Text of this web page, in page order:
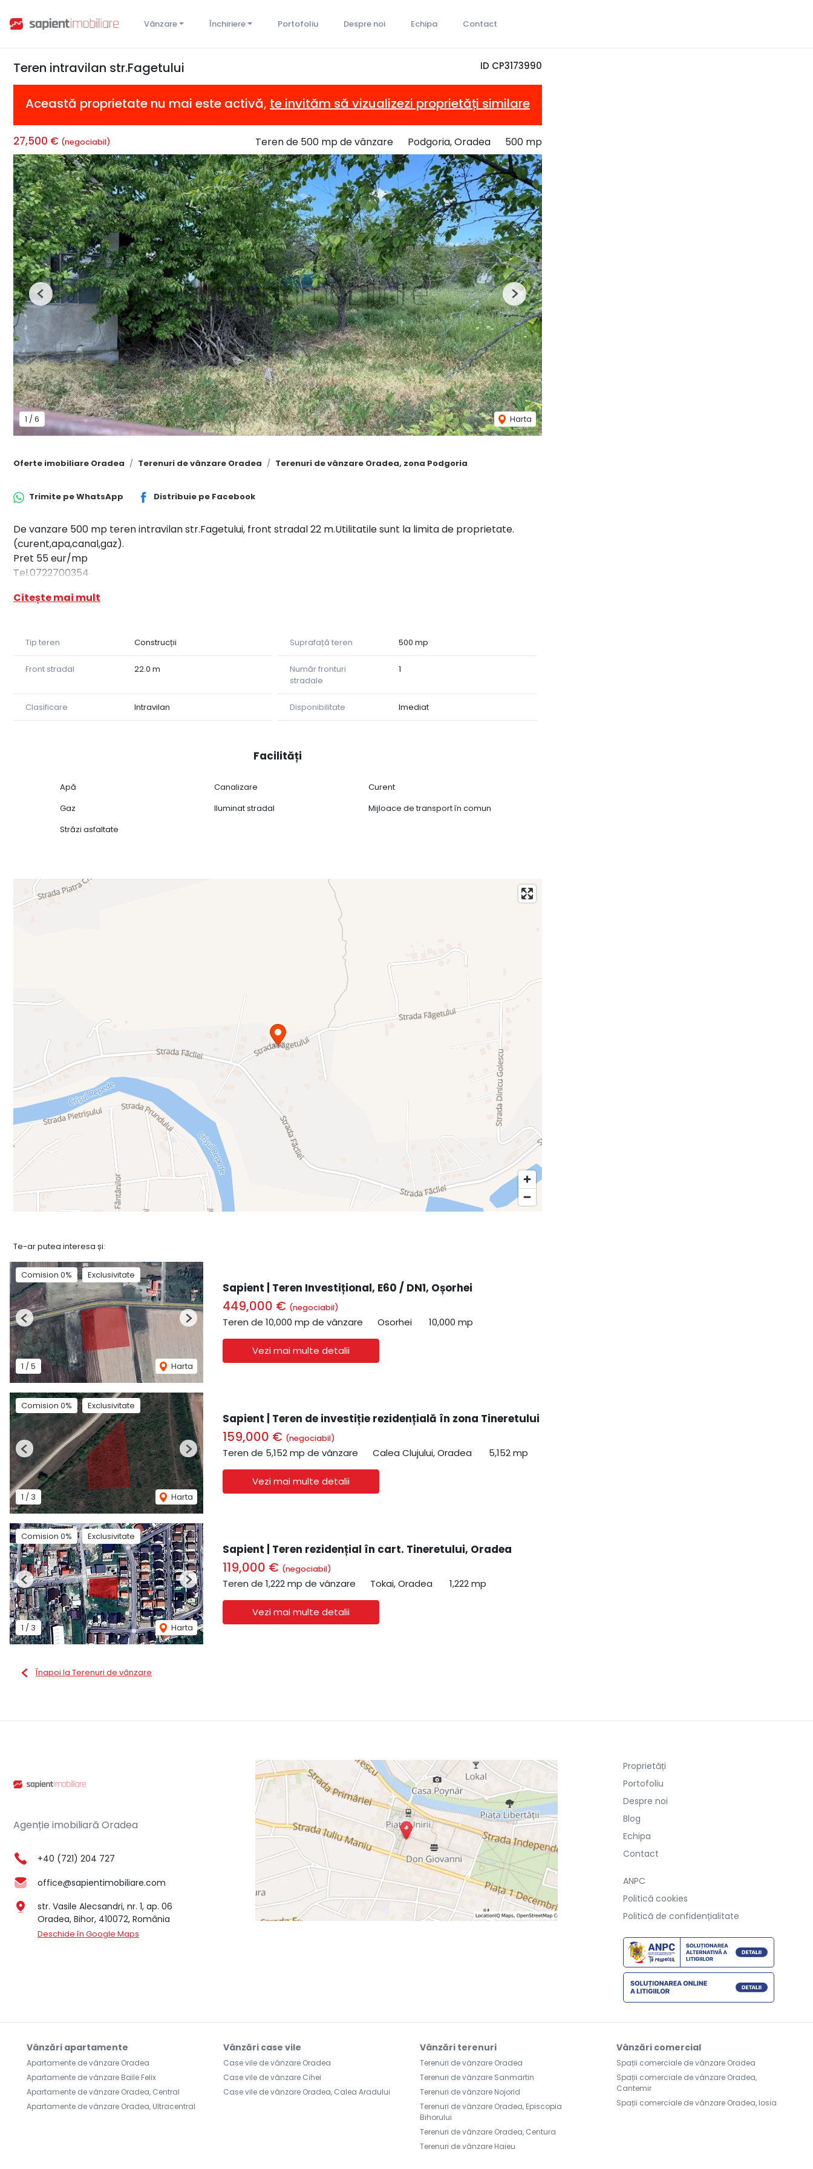
Vânzare Închiriere Portofoliu Despre noi Echipa Contact
ID CP3173990
Teren intravilan str.Fagetului
Această proprietate nu mai este activă, te invităm să vizualizezi proprietăți similare
27,500 € (negociabil) Teren de 500 mp de vânzare Podgoria, Oradea 500 mp
1 / 6 Harta
Previous Next
Oferte imobiliare Oradea Terenuri de vânzare Oradea Terenuri de vânzare Oradea, zona Podgoria
Trimite peWhatsApp Distribuie pe Facebook
De vanzare 500 mp teren intravilan str.Fagetului, front stradal 22 m.Utilitatile sunt la limita de proprietate.
(curent,apa,canal,gaz).
Pret 55 eur/mp
Tel.0722700354
Citește mai mult
Tip teren Construcții Suprafață teren 500 mp
Front stradal 22.0 m
Număr fronturi
stradale
1
Clasificare Intravilan Disponibilitate Imediat
Facilități
Apă Canalizare
Curent
Gaz
Iluminat stradal
Mijloace de transport în comun
Străzi asfaltate
Te-ar putea interesa și:
Comision 0% Exclusivitate
1 /5 Harta
Previous Next
Sapient | Teren Investițional, E60 / DN1, Oșorhei
449,000 € (negociabil)
Teren de 10,000 mp de vânzare Osorhei 10,000 mp
Vezi mai multe detalii
Comision 0% Exclusivitate
1 / 3 Harta
Previous Next
Sapient | Teren de investiție rezidențială în zona Tineretului
159,000 € (negociabil)
Teren de 5,152 mp de vânzare Calea Clujului, Oradea 5,152 mp
Vezi mai multe detalii
Comision 0% Exclusivitate
1 / 3 Harta
Previous Next
Sapient | Teren rezidențial în cart. Tineretului, Oradea
119,000 € (negociabil)
Teren de 1,222 mp de vânzare Tokai, Oradea 1,222 mp
Vezi mai multe detalii
Înapoi la Terenuri de vânzare
Agenție imobiliară Oradea
+40 (721) 204 727
office@sapientimobiliare.com
str. Vasile Alecsandri, nr. 1, ap. 06
Oradea, Bihor, 410072, România
Deschide în Google Maps
Proprietăți
Portofoliu
Despre noi
Blog
Echipa
Contact
ANPC
Politică cookies
Politică de confidențialitate
Vânzări apartamente
Apartamente de vânzare Oradea
Apartamente de vânzare Baile Felix
Apartamente de vânzare Oradea, Central
Apartamente de vânzare Oradea, Ultracentral
Vânzări case vile
Case vile de vânzare Oradea
Case vile de vânzare Cihei
Case vile de vânzare Oradea, Calea Aradului
Vânzări terenuri
Terenuri de vânzare Oradea
Terenuri de vânzare Sanmartin
Terenuri de vânzare Nojorid
Terenuri de vânzare Oradea, Episcopia
Bihorului
Terenuri de vânzare Oradea, Centura
Terenuri de vânzare Haieu
Vânzări comercial
Spații comerciale de vânzare Oradea
Spații comerciale de vânzare Oradea,
Cantemir
Spații comerciale de vânzare Oradea, Iosia